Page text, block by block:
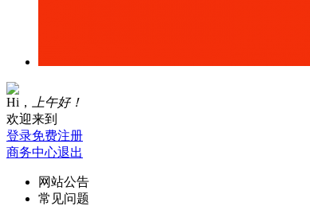
Hi，
上午好！
欢迎来到
登录免费注册
商务中心退出
网站公告
常见问题